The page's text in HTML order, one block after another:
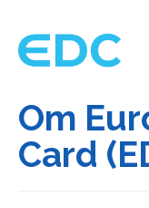
Om
Card